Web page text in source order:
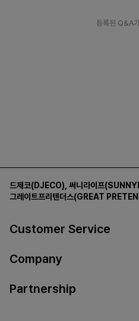
등록된 Q&A
드제코(DJECO) 써니라이프
그레이트프리텐더스(GREAT
Customer Service
Company
Partnership